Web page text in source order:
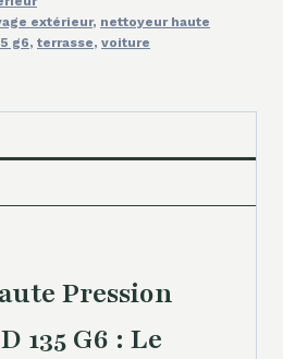
extérieur, nettoyeur haute
g6, terrasse, voiture
Pression
135 G6 : Le